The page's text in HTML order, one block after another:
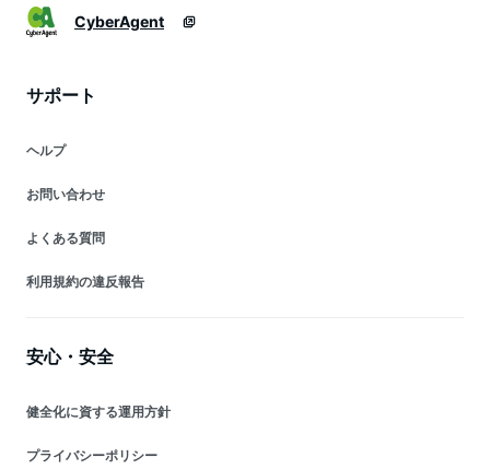
CyberAgent
サポート
ヘルプ
お問い合わせ
よくある質問
利用規約の違反報告
安心・安全
健全化に資する運用方針
プライバシーポリシー